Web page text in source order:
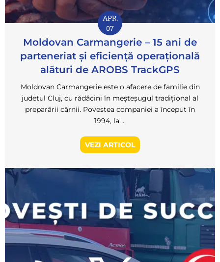
APR.
07
Moldovan Carmangerie – 15 ani de
parteneriat și eficiență operațională
alături de AROBS TrackGPS
Moldovan Carmangerie este o afacere de familie din
județul Cluj, cu rădăcini în meșteșugul tradițional al
preparării cărnii. Povestea companiei a început în
1994, la ...
VEZI ARTICOL